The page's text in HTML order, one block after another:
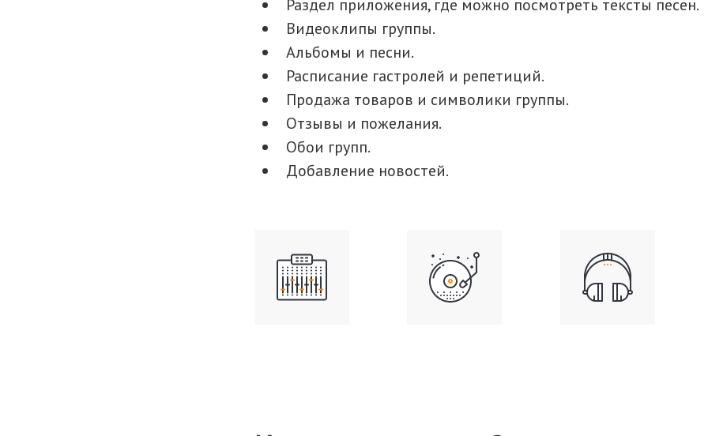
Раздел приложения, где можно посмотреть тексты песен.
Видеоклипы группы.
Альбомы и песни.
Расписание гастролей и репетиций.
Продажа товаров и символики группы.
Отзывы и пожелания.
Обои групп.
Добавление новостей.